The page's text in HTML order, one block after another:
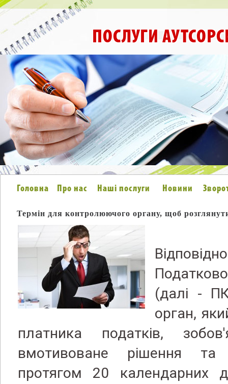
ПОСЛУГИ
Головна Про нас Наші послуги Новини
Термін для контролюючого органу, щоб
(далі -
орган,
платника податків,
вмотивоване рішення та
протягом 20 календарних